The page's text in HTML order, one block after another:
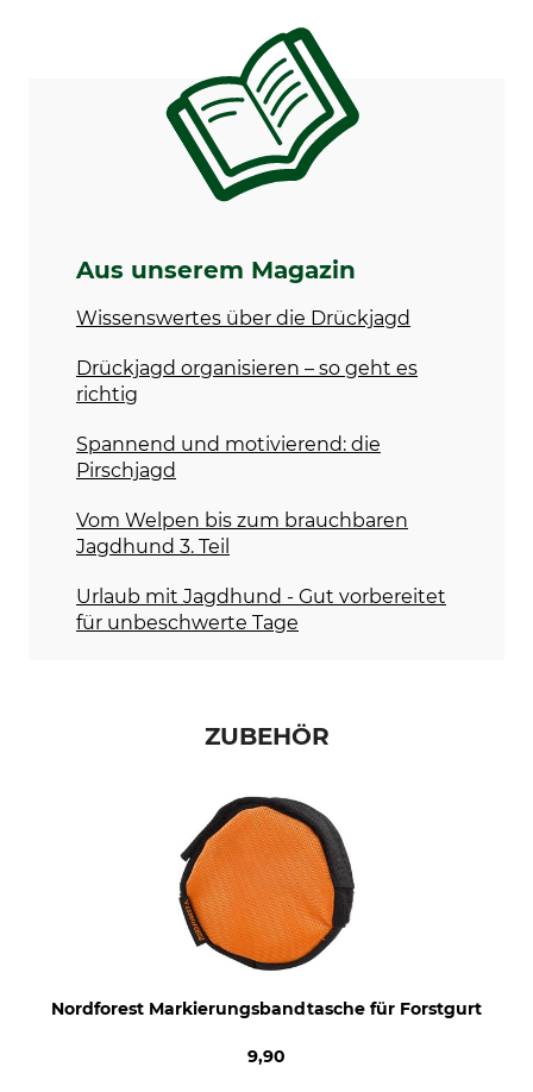
Aus unserem Magazin
Wissenswertes über die Drückjagd
Drückjagd organisieren – so geht es
richtig
Spannend und motivierend: die
Pirschjagd
Vom Welpen bis zum brauchbaren
Jagdhund 3. Teil
Urlaub mit Jagdhund - Gut vorbereitet
für unbeschwerte Tage
ZUBEHÖR
Nordforest Markierungsbandtasche für Forstgurt
9,90